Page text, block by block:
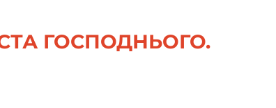
ГОСПОДНЬОГО.